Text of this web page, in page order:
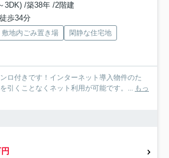
3DK) /築38年 /2階建
歩34分
敷地内ごみ置き場
閑静な住宅地
ロ付きです！インターネット導入物件のた
引くことなくネット利用が可能です。... もっ